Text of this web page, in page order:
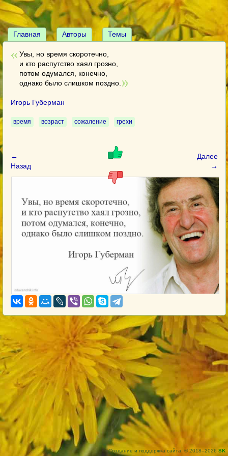
Главная Авторы Темы
Увы, но время скоротечно,
и кто распутство хаял грозно,
потом одумался, конечно,
однако было слишком поздно.
Игорь Губерман
время возраст сожаление грехи
←
Назад
Далее
→
Создание и поддержка сайта: © 2018–2026 SK